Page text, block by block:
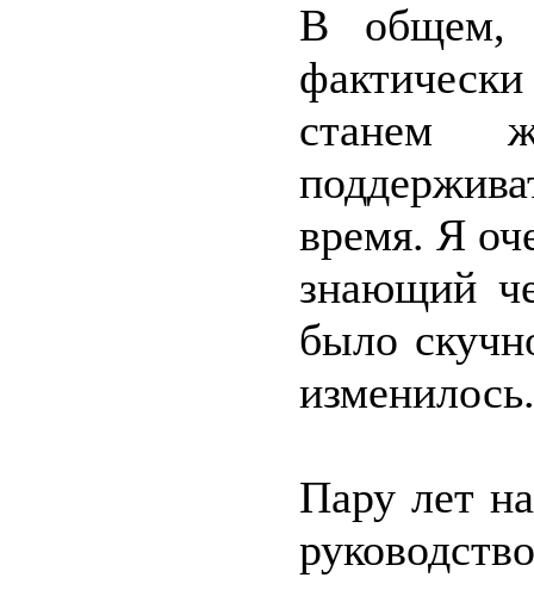
В общем,
станем
время. Я
знающий
было
изменилось.
Пару лет